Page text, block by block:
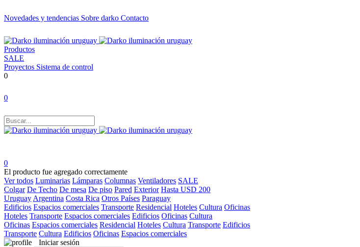
Novedades y tendencias Sobre darko Contacto
Productos
SALE
Proyectos Sistema de control
0
0
0
El producto fue agregado correctamente
Ver todos Luminarias Lámparas Columnas Ventiladores SALE
Colgar De Techo De mesa De piso Pared Exterior Hasta USD 200
Uruguay Argentina Costa Rica Otros Países Paraguay
Edificios Espacios comerciales Transporte Residencial Hoteles Cultura Oficinas
Hoteles Transporte Espacios comerciales Edificios Oficinas Cultura
Oficinas Espacios comerciales Residencial Hoteles Cultura Transporte Edificios
Transporte Cultura Edificios Oficinas Espacios comerciales
Iniciar sesión